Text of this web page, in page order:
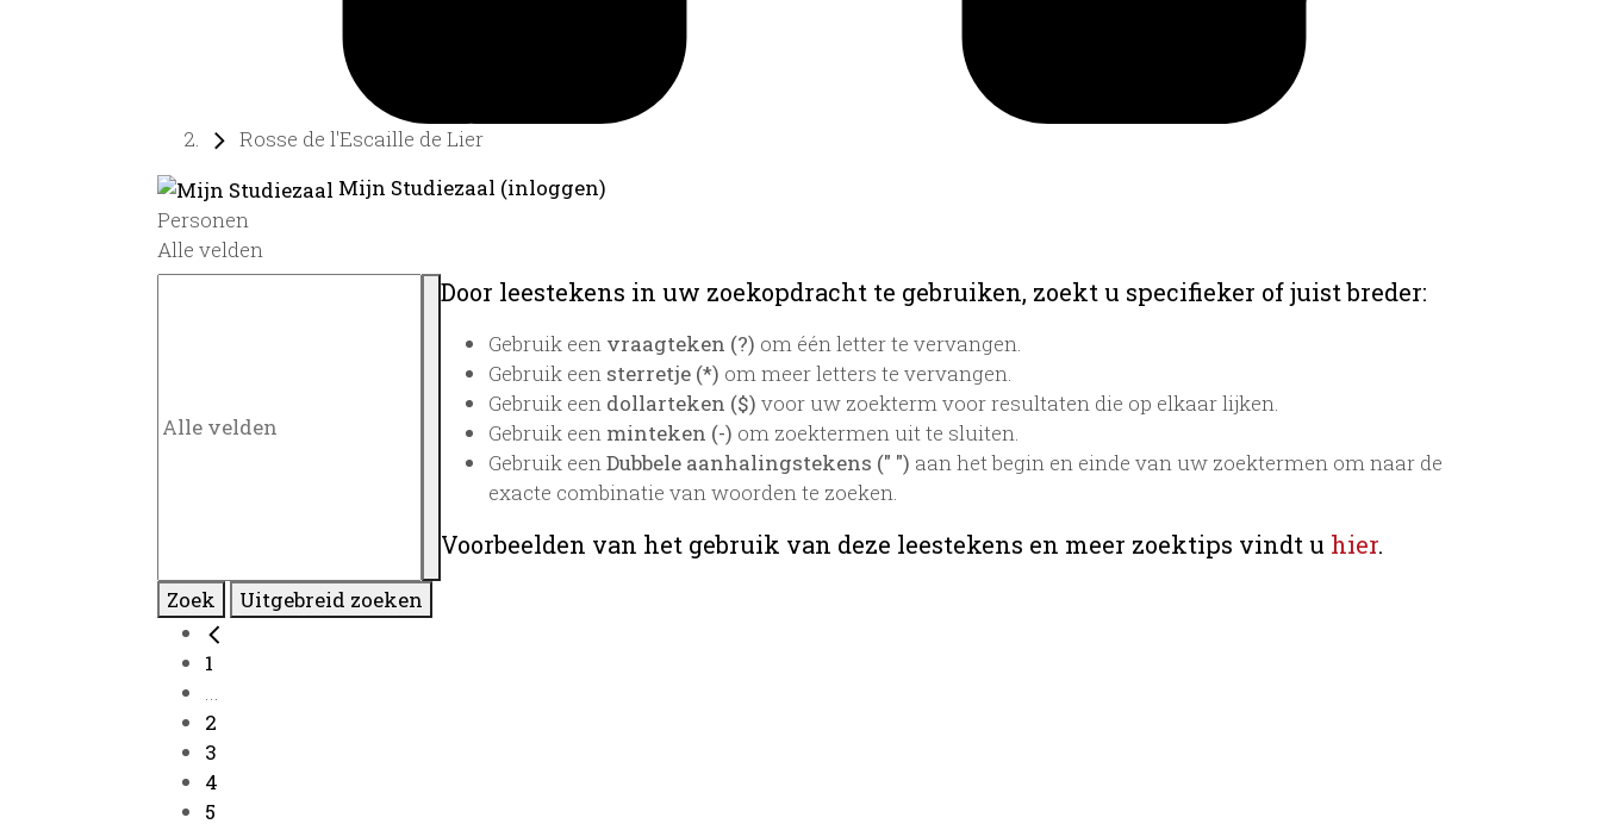
Rosse de l'Escaille de Lier
Mijn Studiezaal (inloggen)
Personen
Alle velden
Door leestekens in uw zoekopdracht te gebruiken, zoekt u specifieker of juist breder:
Gebruik een vraagteken (?) om één letter te vervangen.
Gebruik een sterretje (*) om meer letters te vervangen.
Gebruik een dollarteken ($) voor uw zoekterm voor resultaten die op elkaar lijken.
Gebruik een minteken (-) om zoektermen uit te sluiten.
Gebruik eenDubbele aanhalingstekens (" ") aan het begin en einde van uw zoektermen om naar de
exacte combinatie van woorden te zoeken.
Voorbeelden van het gebruik van deze leestekens en meer zoektips vindt u hier.
Zoek Uitgebreid zoeken
1
...
2
3
4
5